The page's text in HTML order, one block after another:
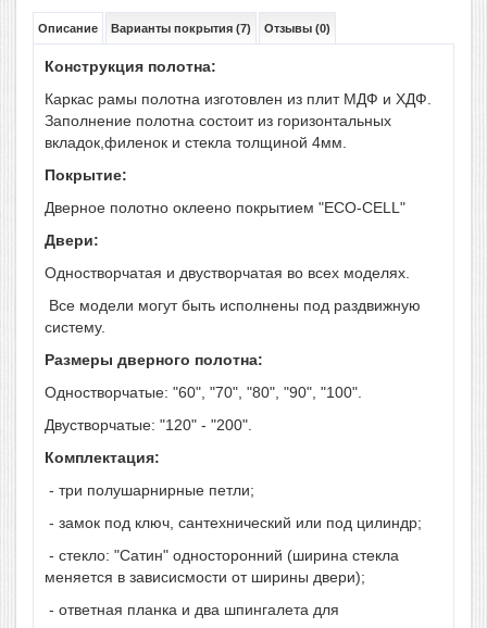
Описание Варианты покрытия (7) Отзывы (0)
Конструкция полотна:
Каркас рамы полотна изготовлен из плит МДФ и ХДФ.
Заполнение полотна состоит из горизонтальных
вкладок,филенок и стекла толщиной 4мм.
Покрытие:
Дверное полотно оклеено покрытием "ECO-CELL"
Двери:
Одностворчатая и двустворчатая во всех моделях.
Все модели могут быть исполнены под раздвижную
систему.
Размеры дверного полотна:
Одностворчатые: "60", "70", "80", "90", "100".
Двустворчатые: "120" - "200".
Комплектация:
- три полушарнирные петли;
- замок под ключ, сантехнический или под цилиндр;
- стекло: "Сатин" односторонний (ширина стекла
меняется в зависисмости от ширины двери);
- ответная планка и два шпингалета для